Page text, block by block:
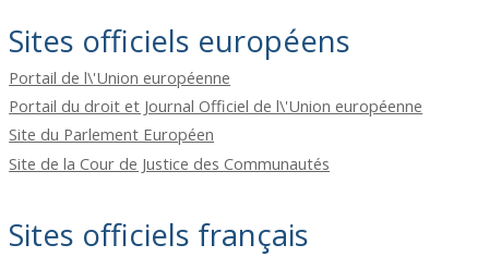
Sites officiels européens
Portail de l\'Union européenne
Portail du droit et Journal Officiel de l\'Union européenne
Site du Parlement Européen
Site de la Cour de Justice des Communautés
Sites officiels français